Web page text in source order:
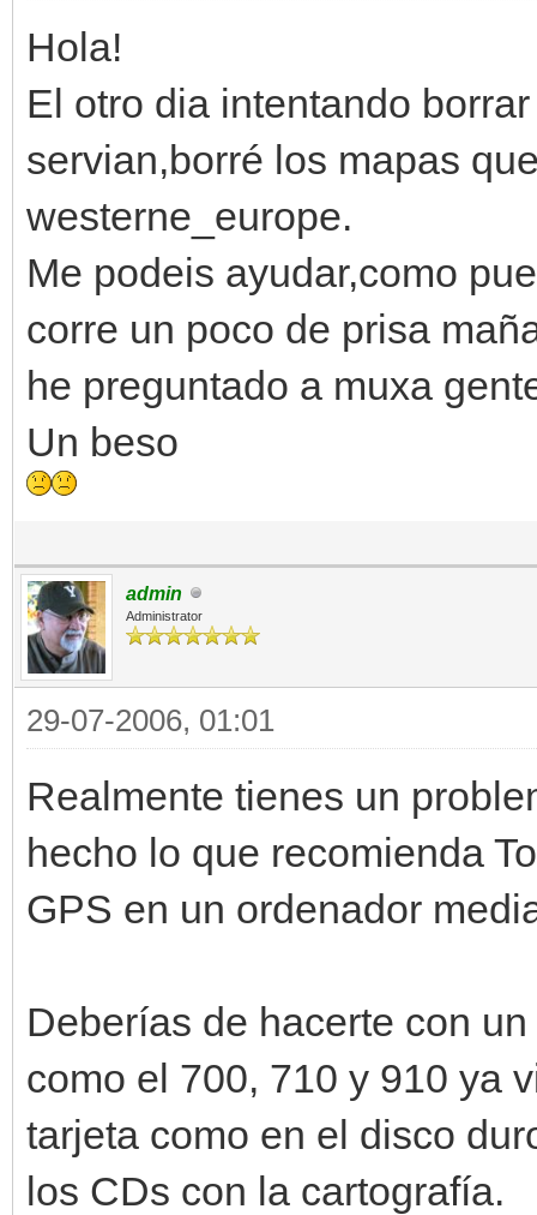
Hola!
El otro dia intentando
servian,borré los mapas
westerne_europe.
Me podeis ayudar,como
corre un poco de prisa
he preguntado a muxa
Un beso
admin
Administrator
29-07-2006, 01:01
Realmente tienes un
hecho lo que recomienda
GPS en un ordenador
Deberías de hacerte con
como el 700, 710 y 910 ya
tarjeta como en el disco
los CDs con la cartografía.